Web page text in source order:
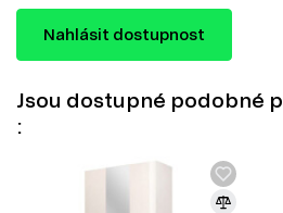
Nahlásit dostupnost
Jsou dostupné podobné
: